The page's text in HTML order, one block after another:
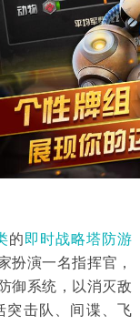
的 即时战略塔防游
扮演一名指挥官，
御系统，以消灭敌
突击队、间谍、飞